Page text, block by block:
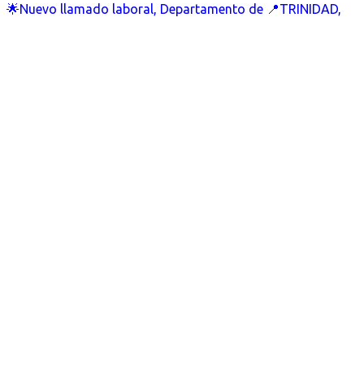
🌟Nuevo llamado laboral, Departamento de 📍TRINIDAD,